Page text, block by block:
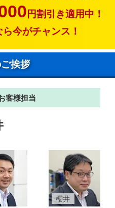
円割引き適用中！
今がチャンス！
挨拶
客様担当
櫻井